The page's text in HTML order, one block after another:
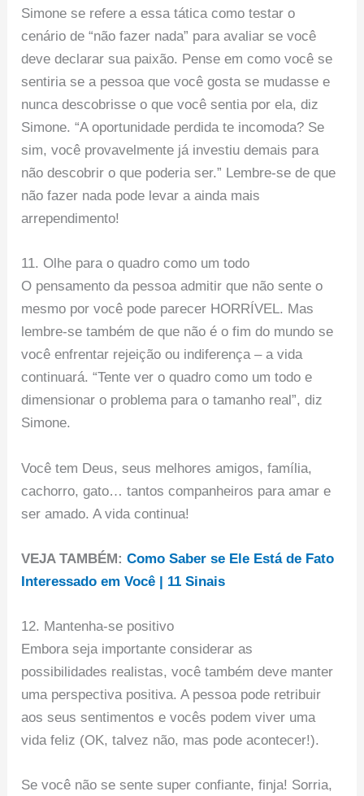
Simone se refere a essa tática como testar o
cenário de “não fazer nada” para avaliar se você
deve declarar sua paixão. Pense em como você se
sentiria se a pessoa que você gosta se mudasse e
nunca descobrisse o que você sentia por ela, diz
Simone. “A oportunidade perdida te incomoda? Se
sim, você provavelmente já investiu demais para
não descobrir o que poderia ser.” Lembre-se de que
não fazer nada pode levar a ainda mais
arrependimento!
11. Olhe para o quadro como um todo
O pensamento da pessoa admitir que não sente o
mesmo por você pode parecer HORRÍVEL. Mas
lembre-se também de que não é o fim do mundo se
você enfrentar rejeição ou indiferença – a vida
continuará. “Tente ver o quadro como um todo e
dimensionar o problema para o tamanho real”, diz
Simone.
Você tem Deus, seus melhores amigos, família,
cachorro, gato… tantos companheiros para amar e
ser amado. A vida continua!
VEJA TAMBÉM:Como Saber se Ele Está de Fato
Interessado em Você | 11 Sinais
12. Mantenha-se positivo
Embora seja importante considerar as
possibilidades realistas, você também deve manter
uma perspectiva positiva. A pessoa pode retribuir
aos seus sentimentos e vocês podem viver uma
vida feliz (OK, talvez não, mas pode acontecer!).
Se você não se sente super confiante, finja! Sorria,